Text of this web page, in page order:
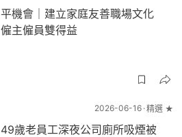
平機會｜建立家庭友善職場文化
僱主僱員雙得益
2026-06-16 精選 ★
49歲老員工深夜公司廁所吸煙被